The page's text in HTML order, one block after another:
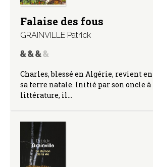
Falaise des fous
GRAINVILLE Patrick
Charles, blessé en Algérie, revient
sa terre natale. Initié par son oncle à
littérature, il…